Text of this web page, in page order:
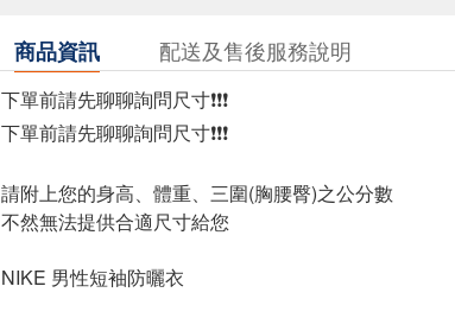
商品資訊 配送及售後服務說明
下單前請先聊聊詢問尺寸❗❗❗
下單前請先聊聊詢問尺寸❗❗❗
請附上您的身高、體重、三圍(胸腰臀)之公分數
不然無法提供合適尺寸給您
NIKE 男性短袖防曬衣